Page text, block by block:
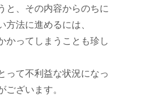
と、その内容からのちに
方法に進めるには、
かってしまうことも珍し
って不利益な状況になっ
ございます。